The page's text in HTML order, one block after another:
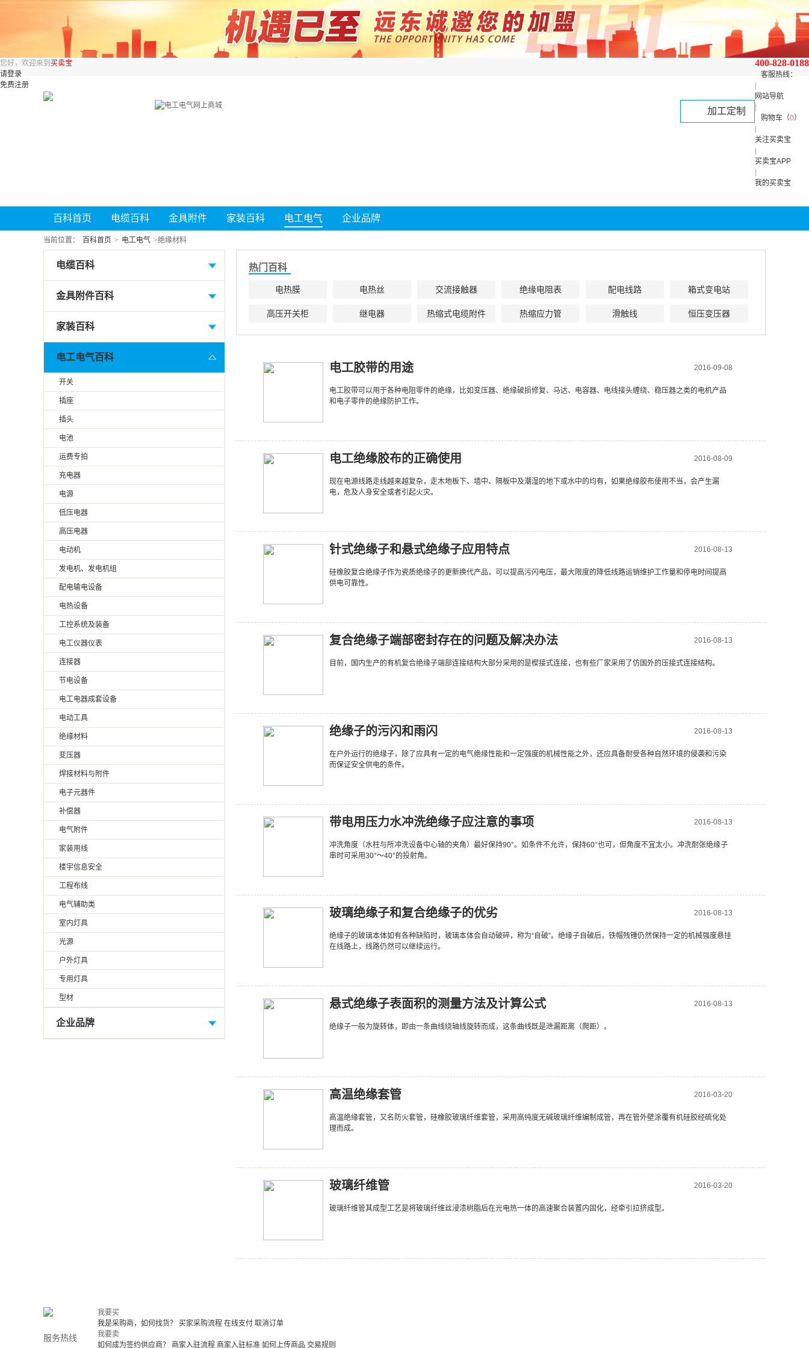
400-828-0188
客服热线：
网站导航
购物车（0）
关注买卖宝
买卖宝APP
我的买卖宝
您好，欢迎来到 买卖宝
请登录
免费注册
加工定制
百科首页 电缆百科 金具附件 家装百科 电工电气 企业品牌
当前位置： 百科首页 > 电工电气 >绝缘材料
电缆百科
金具附件百科
家装百科
电工电气百科
开关
插座
插头
电池
运费专拍
充电器
电源
低压电器
高压电器
电动机
发电机、发电机组
配电输电设备
电热设备
工控系统及装备
电工仪器仪表
连接器
节电设备
电工电器成套设备
电动工具
绝缘材料
变压器
焊接材料与附件
电子元器件
补偿器
电气附件
家装用线
楼宇信息安全
工程布线
电气辅助类
室内灯具
光源
户外灯具
专用灯具
型材
企业品牌
热门百科
电热膜 电热丝 交流接触器 绝缘电阻表 配电线路 箱式变电站
高压开关柜 继电器 热缩式电缆附件 热缩应力管 滑触线 恒压变压器
电工胶带的用途 2016-09-08
电工胶带可以用于各种电阻零件的绝缘，比如变压器、绝缘破损修复、马达、电容器、电线接头缠绕、稳压器之类的电机产品
和电子零件的绝缘防护工作。
电工绝缘胶布的正确使用 2016-08-09
现在电源线路走线越来越复杂，走木地板下、墙中、隔板中及潮湿的地下或水中的均有，如果绝缘胶布使用不当，会产生漏
电，危及人身安全或者引起火灾。
针式绝缘子和悬式绝缘子应用特点 2016-08-13
硅橡胶复合绝缘子作为瓷质绝缘子的更新换代产品，可以提高污闪电压，最大限度的降低线路运销维护工作量和停电时间提高
供电可靠性。
复合绝缘子端部密封存在的问题及解决办法 2016-08-13
目前，国内生产的有机复合绝缘子端部连接结构大部分采用的是楔接式连接，也有些厂家采用了仿国外的压接式连接结构。
绝缘子的污闪和雨闪 2016-08-13
在户外运行的绝缘子，除了应具有一定的电气绝缘性能和一定强度的机械性能之外，还应具备耐受各种自然环境的侵袭和污染
而保证安全供电的条件。
带电用压力水冲洗绝缘子应注意的事项 2016-08-13
冲洗角度（水柱与所冲洗设备中心轴的夹角）最好保持90°。如条件不允许，保持60°也可，但角度不宜太小。冲洗耐张绝缘子
串时可采用30°～40°的投射角。
玻璃绝缘子和复合绝缘子的优劣 2016-08-13
绝缘子的玻璃本体如有各种缺陷时，玻璃本体会自动破碎，称为“自破”。绝缘子自破后，铁帽残锤仍然保持一定的机械强度悬挂
在线路上，线路仍然可以继续运行。
悬式绝缘子表面积的测量方法及计算公式 2016-08-13
绝缘子一般为旋转体，即由一条曲线绕轴线旋转而成，这条曲线既是泄漏距离（爬距）。
高温绝缘套管 2016-03-20
高温绝缘套管，又名防火套管，硅橡胶玻璃纤维套管，采用高纯度无碱玻璃纤维编制成管，再在管外壁涂覆有机硅胶经硫化处
理而成。
玻璃纤维管 2016-03-20
玻璃纤维管其成型工艺是将玻璃纤维丝浸渍树脂后在光电热一体的高速聚合装置内固化，经牵引拉挤成型。
服务热线
我要买
我是采购商，如何找货？
买家采购流程 在线支付 取消订单
我要卖
如何成为签约供应商？
商家入驻流程 商家入驻标准 如何上传商品 交易规则